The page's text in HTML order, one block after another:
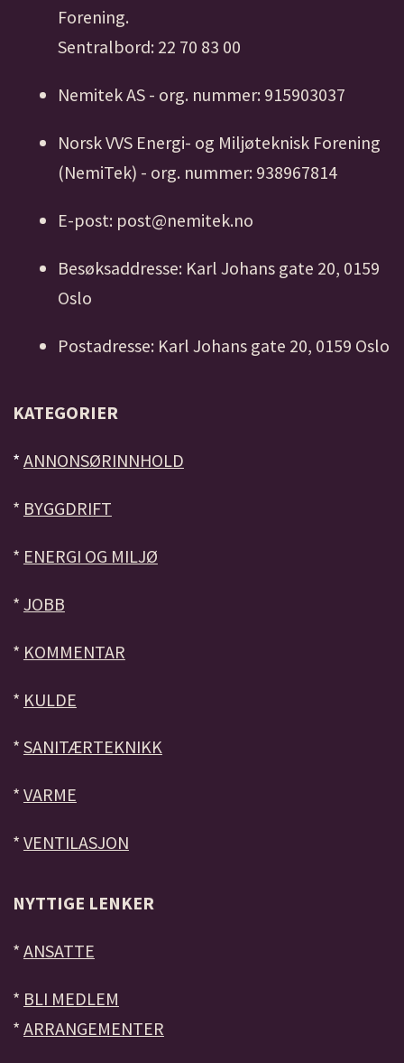
Forening.
Sentralbord: 22 70 83 00
Nemitek AS - org. nummer: 915903037
Norsk VVS Energi- og Miljøteknisk Forening
(NemiTek) - org. nummer: 938967814
E-post: post@nemitek.no
Besøksaddresse: Karl Johans gate 20, 0159
Oslo
Postadresse: Karl Johans gate 20, 0159 Oslo
KATEGORIER
* ANNONSØRINNHOLD
* BYGGDRIFT
* ENERGI OG MILJØ
* JOBB
* KOMMENTAR
* KULDE
* SANITÆRTEKNIKK
* VARME
* VENTILASJON
NYTTIGE LENKER
* ANSATTE
* BLI MEDLEM
* ARRANGEMENTER